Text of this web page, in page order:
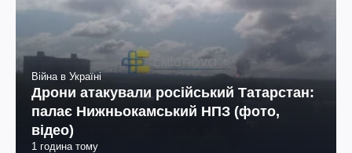
Війна в Україні
Дрони атакували російський Татарстан:
палає Нижньокамський НПЗ (фото,
відео)
1 година тому